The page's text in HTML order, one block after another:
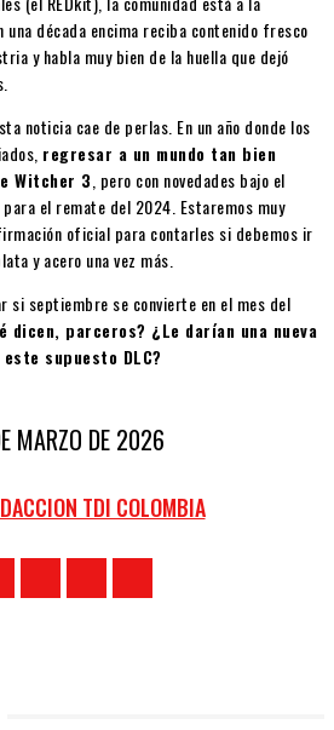
una década encima reciba contenido fresco
y habla muy bien de la huella que dejó
noticia cae de perlas. En un año donde los
regresar a un mundo tan bien
Witcher 3, pero con novedades bajo el
el remate del 2024. Estaremos muy
oficial para contarles si debemos ir
y acero una vez más.
si septiembre se convierte en el mes del
dicen, parceros? ¿Le darían una nueva
supuesto DLC?
MARZO DE 2026
TDI COLOMBIA